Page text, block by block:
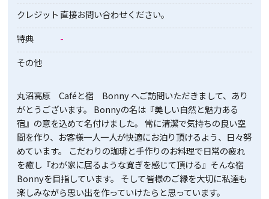
クレジット 直接お問い合わせください。
特典
-
その他
丸沼高原 Caféと宿 Bonny へご訪問いただきまして、あり
がとうございます。 Bonnyの名は『美しい自然と魅力ある
宿』の意を込めて名付けました。 常に清潔で気持ちの良い空
間を作り、お客様一人一人が快適にお泊り頂けるよう、日々努
めています。 こだわりの珈琲と手作りのお料理で日常の疲れ
を癒し『わが家に居るような寛ぎを感じて頂ける』そんな宿
Bonnyを目指しています。 そして皆様のご縁を大切に私達も
楽しみながら思い出を作っていけたらと思っています。